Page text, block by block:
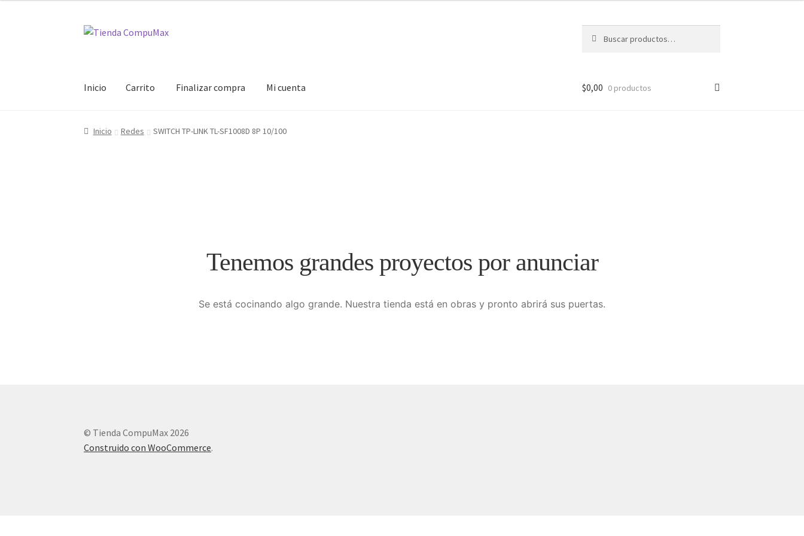
Ir
Ir
por:
Inicio Carrito Finalizar compra Mi cuenta
Inicio Carrito Finalizar compra Mi cuenta
$0,00 0 productos
Inicio Redes SWITCH TP-LINK TL-SF1008D 8P 10/100
Tenemos grandes proyectos por anunciar
Se está cocinando algo grande. Nuestra tienda está en obras y pronto abrirá sus puertas.
© Tienda CompuMax 2026
Construido con WooCommerce.